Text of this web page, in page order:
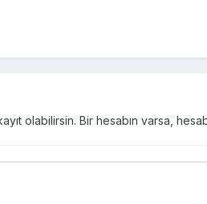
olabilirsin. Bir hesabın varsa,